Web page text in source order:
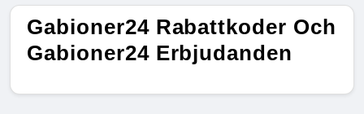
Gabioner24 Rabattkoder Och
Gabioner24 Erbjudanden